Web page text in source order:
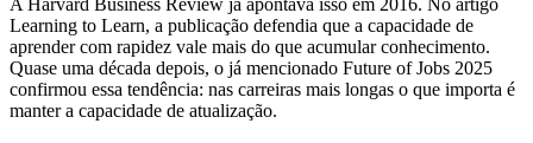
Learning to Learn, a publicação defendia que a capacidade de
aprender com rapidez vale mais do que acumular conhecimento.
Quase uma década depois, o já mencionado Future of Jobs 2025
confirmou essa tendência: nas carreiras mais longas o que importa é
manter a capacidade de atualização.